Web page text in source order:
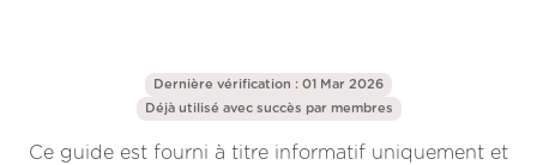
Dernière vérification : 01 Mar 2026
Déjà utilisé avec succès par membres
Ce guide est fourni à titre informatif uniquement et